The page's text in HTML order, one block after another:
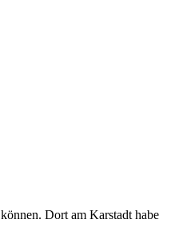
Dort am Karstadt habe